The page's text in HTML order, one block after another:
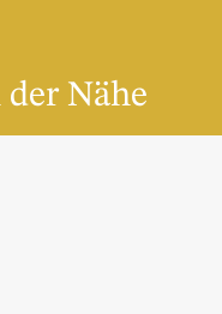
Nähe